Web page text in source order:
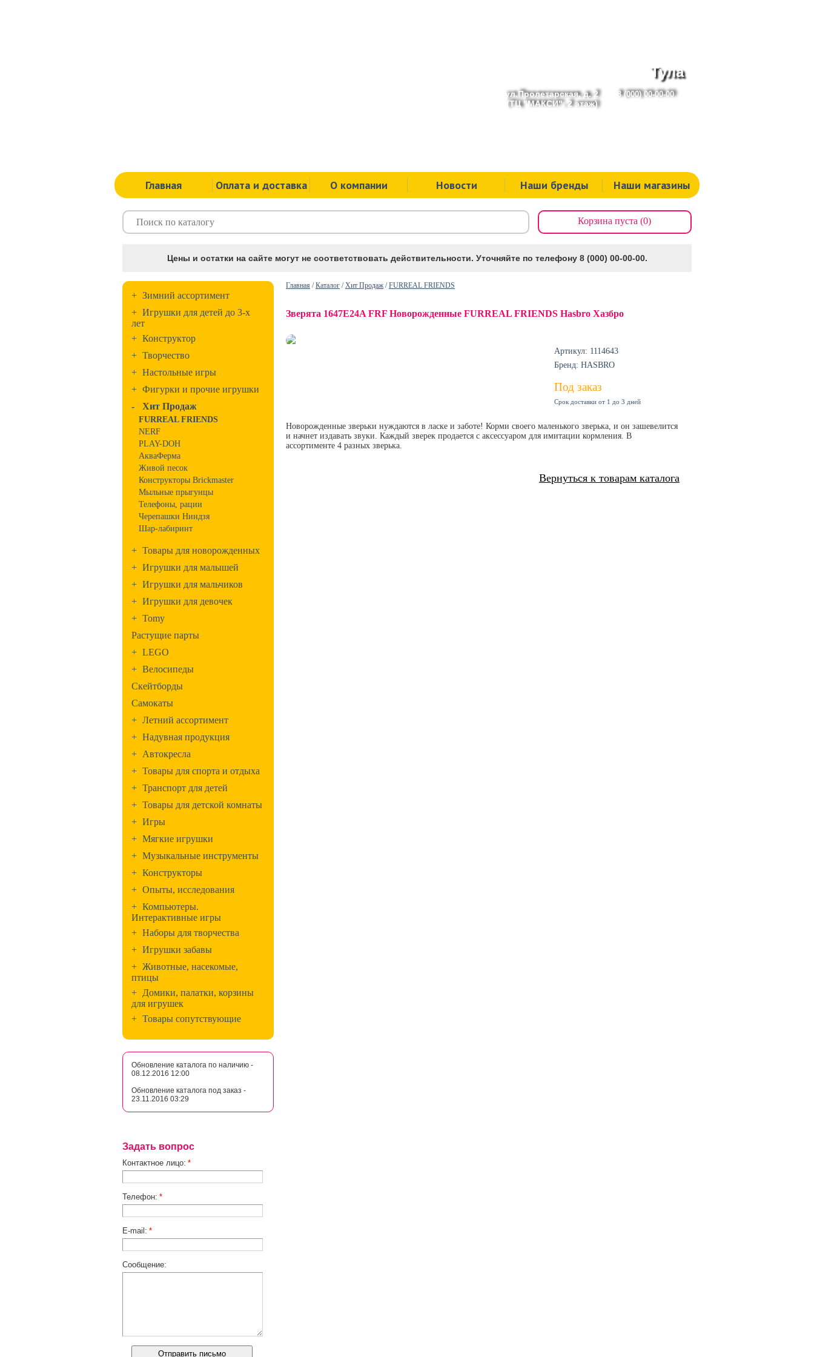
Тула
ул.Пролетарская, д. 2
(ТЦ "МАКСИ", 2 этаж)
8 (000) 00-00-00
Главная Оплата и доставка О компании Новости Наши бренды Наши магазины
Корзина пуста (0)
Цены и остатки на сайте могут не соответствовать действительности. Уточняйте по телефону 8 (000) 00-00-00.
+ Зимний ассортимент
+ Игрушки для детей до 3-х
лет
+ Конструктор
+ Творчество
+ Настольные игры
+ Фигурки и прочие игрушки
-
Хит Продаж
FURREAL FRIENDS
NERF
PLAY-DOH
АкваФерма
Живой песок
Конструкторы Brickmaster
Мыльные прыгунцы
Телефоны, рации
Черепашки Ниндзя
Шар-лабиринт
+ Товары для новорожденных
+ Игрушки для малышей
+ Игрушки для мальчиков
+ Игрушки для девочек
+ Tomy
Растущие парты
+ LEGO
+ Велосипеды
Скейтборды
Самокаты
+ Летний ассортимент
+ Надувная продукция
+ Автокресла
+ Товары для спорта и отдыха
+ Транспорт для детей
+ Товары для детской комнаты
+ Игры
+ Мягкие игрушки
+ Музыкальные инструменты
+ Конструкторы
+ Опыты, исследования
+ Компьютеры.
Интерактивные игры
+ Наборы для творчества
+ Игрушки забавы
+ Животные, насекомые,
птицы
+ Домики, палатки, корзины
для игрушек
+ Товары сопутствующие
Обновление каталога по наличию -
08.12.2016 12:00
Обновление каталога под заказ -
23.11.2016 03:29
Задать вопрос
Контактное лицо: *
Телефон: *
E-mail: *
Сообщение:
Главная /Каталог /Хит Продаж/FURREAL FRIENDS
Зверята 1647E24A FRF Новорожденные FURREAL FRIENDS Hasbro Хазбро
Артикул: 1114643
Бренд: HASBRO
Под заказ
Срок доставки от 1 до 3 дней
Новорожденные зверьки нуждаются в ласке и заботе! Корми своего маленького зверька, и он зашевелится
и начнет издавать звуки. Каждый зверек продается с аксессуаром для имитации кормления. В
ассортименте 4 разных зверька.
Вернуться к товарам каталога